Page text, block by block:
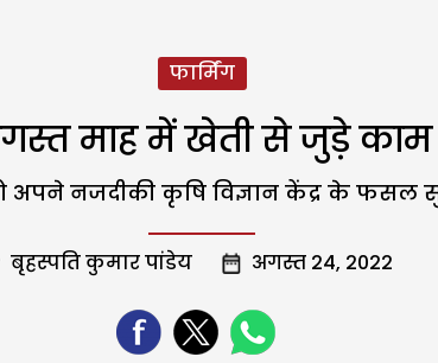
फार्मिंग
माह में खेती से जुड़े काम
नजदीकी कृषि विज्ञान केंद्र के फसल
बृहस्पति कुमार पांडेय अगस्त 24, 2022